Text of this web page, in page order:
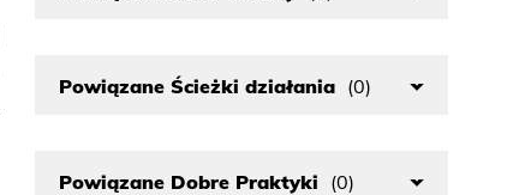
Powiązane Ścieżki działania (0)
Powiązane Dobre Praktyki (0)